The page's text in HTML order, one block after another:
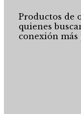
Productos de
quienes
conexión